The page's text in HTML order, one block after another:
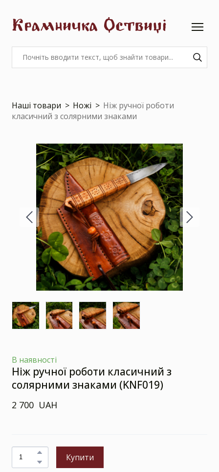
Крамничка Оствиці
Наші товари Ножі
Ніж ручної роботи
класичний з солярними знаками
В наявності
Ніж ручної роботи класичний з
солярними знаками (KNF019)
2 700  UAH
Купити